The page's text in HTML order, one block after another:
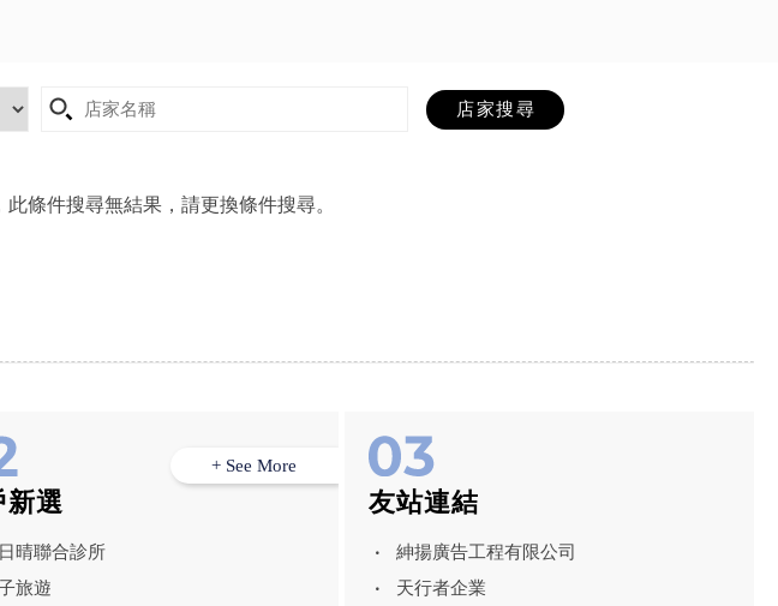
此條件搜尋無結果，請更換條件搜尋。
新選
晴聯合診所
旅遊
+ See More
友站連結
紳揚廣告工程有限公司
天行者企業